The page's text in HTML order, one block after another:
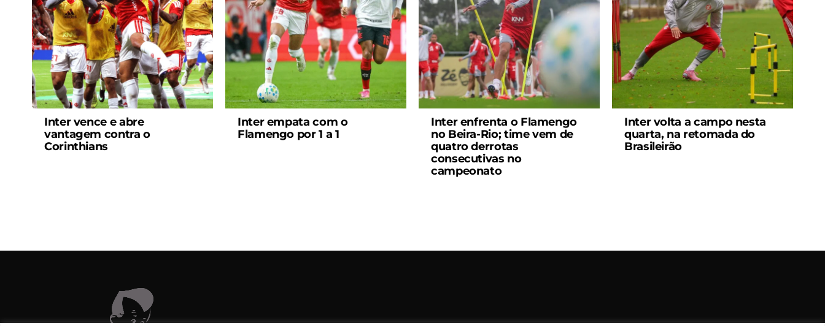
Inter vence e abre
vantagem contra o
Corinthians
Inter empata com o
Flamengo por 1 a 1
Inter enfrenta o Flamengo
no Beira-Rio; time vem de
quatro derrotas
consecutivas no
campeonato
Inter volta a campo nesta
quarta, na retomada do
Brasileirão